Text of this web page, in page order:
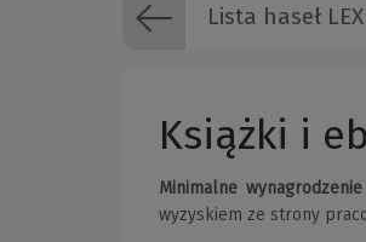
Lista haseł LEX
Książki i
Minimalne
wyzyskiem ze strony